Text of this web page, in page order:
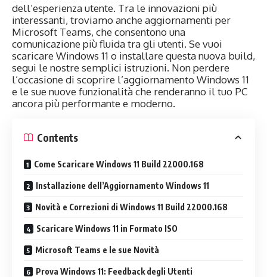
dell’esperienza utente. Tra le innovazioni più
interessanti, troviamo anche aggiornamenti per
Microsoft Teams, che consentono una
comunicazione più fluida tra gli utenti. Se vuoi
scaricare Windows 11 o installare questa nuova build,
segui le nostre semplici istruzioni. Non perdere
l’occasione di scoprire l’aggiornamento Windows 11
e le sue nuove funzionalità che renderanno il tuo PC
ancora più performante e moderno.
Contents
Come Scaricare Windows 11 Build 22000.168
Installazione dell’Aggiornamento Windows 11
Novità e Correzioni di Windows 11 Build 22000.168
Scaricare Windows 11 in Formato ISO
Microsoft Teams e le sue Novità
Prova Windows 11: Feedback degli Utenti